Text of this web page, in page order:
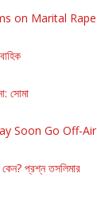
on Marital Rape
সোমা
Soon Go Off-Air
কেন? প্রশ্ন তসলিমার